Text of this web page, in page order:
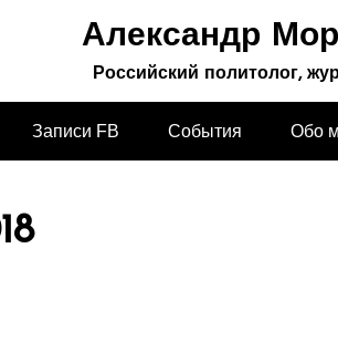
Александр
Российский политолог,
Записи FB События Обо